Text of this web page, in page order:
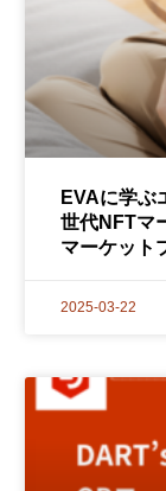
EVAに学ぶ
世代NFTマ
マーケット
2025-03-22